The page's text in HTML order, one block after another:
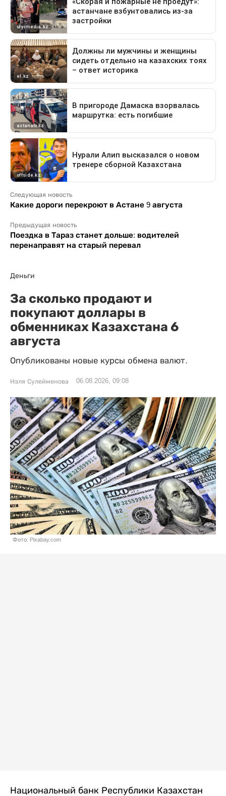
Следующая новость
Какие дороги перекроют в Астане 9 августа
Предыдущая новость
Поездка в Тараз станет дольше: водителей
перенаправят на старый перевал
Деньги
За сколько продают и
покупают доллары в
обменниках Казахстана 6
августа
Опубликованы новые курсы обмена валют.
Нэля Сулейменова 06.08.2026, 09:08
Фото: Pixabay.com
Национальный банк Республики Казахстан